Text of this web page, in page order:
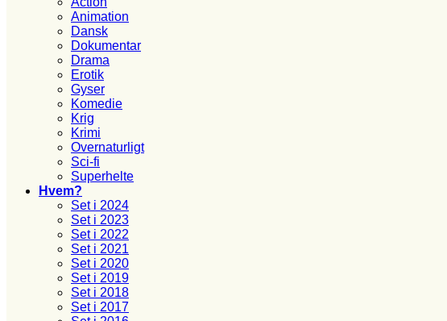
Animation
Dansk
Dokumentar
Drama
Erotik
Gyser
Komedie
Krig
Krimi
Overnaturligt
Sci-fi
Superhelte
Hvem?
Set i 2024
Set i 2023
Set i 2022
Set i 2021
Set i 2020
Set i 2019
Set i 2018
Set i 2017